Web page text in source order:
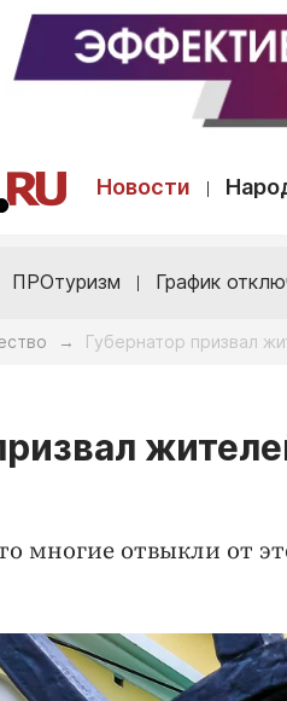
Новости
ПРОтуризм График
→ Губернатор призвал
многие отвыкли от